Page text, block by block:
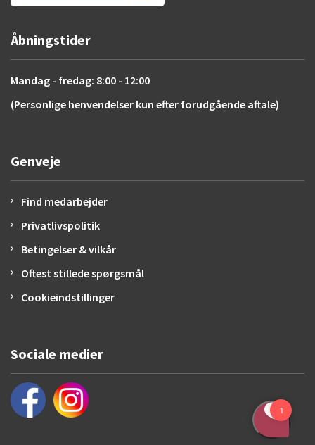
Åbningstider
Mandag - fredag: 8:00 - 12:00
(Personlige henvendelser kun efter forudgående aftale)
Genveje
Find medarbejder
Privatlivspolitik
Betingelser & vilkår
Oftest stillede spørgsmål
Cookieindstillinger
Sociale medier